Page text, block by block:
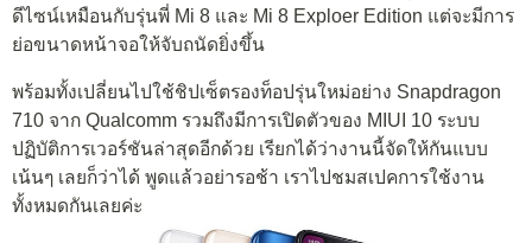
ดีไซน์เหมือนกับรุ่นพี่ Mi 8 และ Mi 8 Exploer Edition แต่จะมีการ
ย่อขนาดหน้าจอให้จับถนัดยิ่งขึ้น
พร้อมทั้งเปลี่ยนไปใช้ชิปเซ็ตรองท็อปรุ่นใหม่อย่าง Snapdragon
710 จาก Qualcomm รวมถึงมีการเปิดตัวของ MIUI 10 ระบบ
ปฏิบัติการเวอร์ชันล่าสุดอีกด้วย เรียกได้ว่างานนี้จัดให้กันแบบ
เน้นๆ เลยก็ว่าได้ พูดแล้วอย่ารอช้า เราไปชมสเปคการใช้งาน
ทั้งหมดกันเลยค่ะ